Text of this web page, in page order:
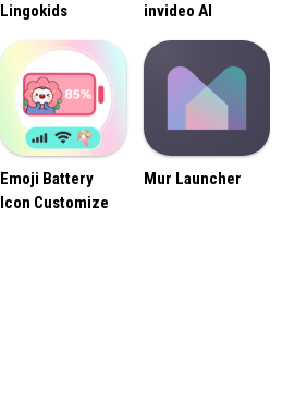
Lingokids invideo AI
Emoji Battery
Icon Customize
Mur Launcher